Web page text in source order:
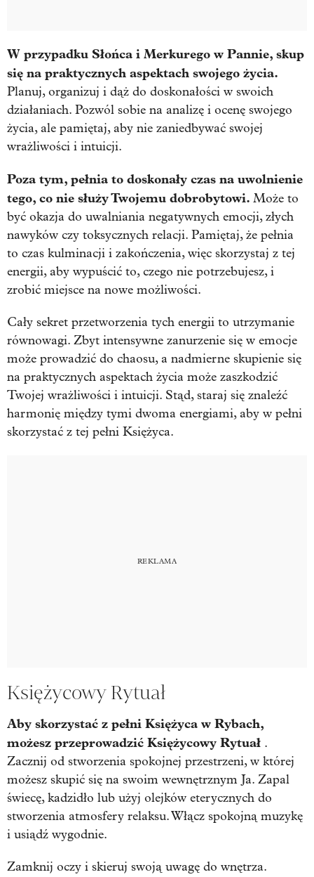
W przypadku Słońca i Merkurego w Pannie, skup
się na praktycznych aspektach swojego życia.
Planuj, organizuj i dąż do doskonałości w swoich
działaniach. Pozwól sobie na analizę i ocenę swojego
życia, ale pamiętaj, aby nie zaniedbywać swojej
wrażliwości i intuicji.
Poza tym, pełnia to doskonały czas na uwolnienie
tego, co nie służy Twojemu dobrobytowi. Może to
być okazja do uwalniania negatywnych emocji, złych
nawyków czy toksycznych relacji. Pamiętaj, że pełnia
to czas kulminacji i zakończenia, więc skorzystaj z tej
energii, aby wypuścić to, czego nie potrzebujesz, i
zrobić miejsce na nowe możliwości.
Cały sekret przetworzenia tych energii to utrzymanie
równowagi. Zbyt intensywne zanurzenie się w emocje
może prowadzić do chaosu, a nadmierne skupienie się
na praktycznych aspektach życia może zaszkodzić
Twojej wrażliwości i intuicji. Stąd, staraj się znaleźć
harmonię między tymi dwoma energiami, aby w pełni
skorzystać z tej pełni Księżyca.
Księżycowy Rytuał
Aby skorzystać z pełni Księżyca w Rybach,
możesz przeprowadzić Księżycowy Rytuał .
Zacznij od stworzenia spokojnej przestrzeni, w której
możesz skupić się na swoim wewnętrznym Ja. Zapal
świecę, kadzidło lub użyj olejków eterycznych do
stworzenia atmosfery relaksu. Włącz spokojną muzykę
i usiądź wygodnie.
Zamknij oczy i skieruj swoją uwagę do wnętrza.